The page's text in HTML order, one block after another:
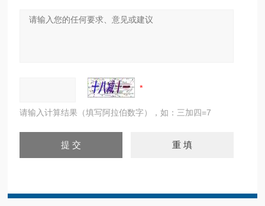
请输入计算结果（填写阿拉伯数字），如：三加四=7